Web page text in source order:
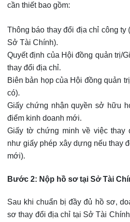
cần thiết bao gồm:
Thông báo thay đổi địa chỉ công ty
Sở Tài Chính).
Quyết định của Hội đồng quản trị/
thay đổi địa chỉ.
Biên bản họp của Hội đồng quản
có).
Giấy chứng nhận quyền sở hữu
điểm kinh doanh mới.
Giấy tờ chứng minh về việc thay
như giấy phép xây dựng nếu thay
mới).
Bước 2: Nộp hồ sơ tại Sở Tài
Sau khi chuẩn bị đầy đủ hồ sơ,
sơ thay đổi địa chỉ tại Sở Tài